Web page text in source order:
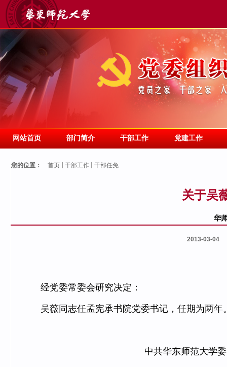
网站首页 部门简介 干部工作 党建工作
您的位置： 首页 干部工作 干部任免
关于吴
华
2013-03-04
经党委常委会研究决定：
吴薇同志任孟宪承书院党委书记，任期为两年
中共华东师范大学委